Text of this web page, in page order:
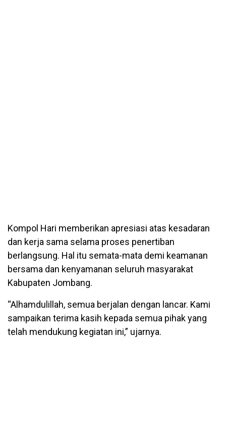
Kompol Hari memberikan apresiasi atas kesadaran
dan kerja sama selama proses penertiban
berlangsung. Hal itu semata-mata demi keamanan
bersama dan kenyamanan seluruh masyarakat
Kabupaten Jombang.
“Alhamdulillah, semua berjalan dengan lancar. Kami
sampaikan terima kasih kepada semua pihak yang
telah mendukung kegiatan ini,” ujarnya.